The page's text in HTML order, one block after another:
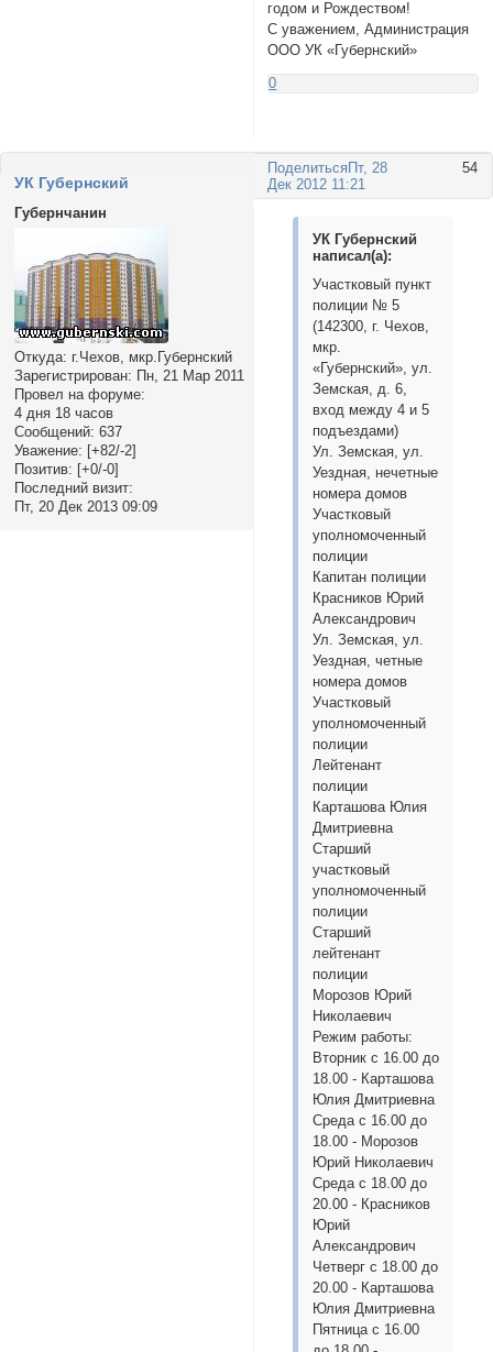
годом и Рождеством!
С уважением, Администрация
ООО УК «Губернский»
0
Поделиться 54
Пт, 28
Дек 2012 11:21
УК Губернский
Губернчанин
Откуда: г.Чехов, мкр.Губернский
Зарегистрирован: Пн, 21 Мар 2011
Провел на форуме:
4 дня 18 часов
Сообщений: 637
Уважение: [+82/-2]
Позитив: [+0/-0]
Последний визит:
Пт, 20 Дек 2013 09:09
УК Губернский
написал(а):
Участковый пункт
полиции № 5
(142300, г. Чехов,
мкр.
«Губернский», ул.
Земская, д. 6,
вход между 4 и 5
подъездами)
Ул. Земская, ул.
Уездная, нечетные
номера домов
Участковый
уполномоченный
полиции
Капитан полиции
Красников Юрий
Александрович
Ул. Земская, ул.
Уездная, четные
номера домов
Участковый
уполномоченный
полиции
Лейтенант
полиции
Карташова Юлия
Дмитриевна
Старший
участковый
уполномоченный
полиции
Старший
лейтенант
полиции
Морозов Юрий
Николаевич
Режим работы:
Вторник с 16.00 до
18.00 - Карташова
Юлия Дмитриевна
Среда с 16.00 до
18.00 - Морозов
Юрий Николаевич
Среда с 18.00 до
20.00 - Красников
Юрий
Александрович
Четверг с 18.00 до
20.00 - Карташова
Юлия Дмитриевна
Пятница с 16.00